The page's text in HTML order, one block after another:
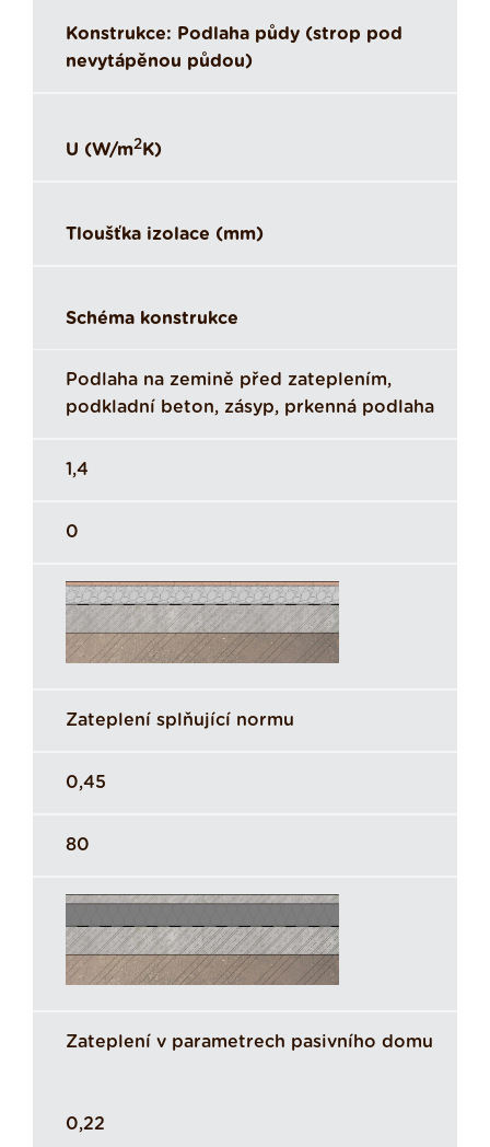
Konstrukce: Podlaha půdy (strop pod
nevytápěnou půdou)
U (W/m2 K)
Tloušťka izolace (mm)
Schéma konstrukce
Podlaha na zemině před zateplením,
podkladní beton, zásyp, prkenná podlaha
1,4
0
Zateplení splňující normu
0,45
80
Zateplení v parametrech pasivního domu
0,22